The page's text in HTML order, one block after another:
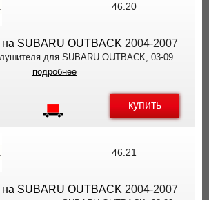
46.20
SUBARU OUTBACK 2004-2007
для SUBARU OUTBACK, 03-09
подробнее
купить
46.21
SUBARU OUTBACK 2004-2007